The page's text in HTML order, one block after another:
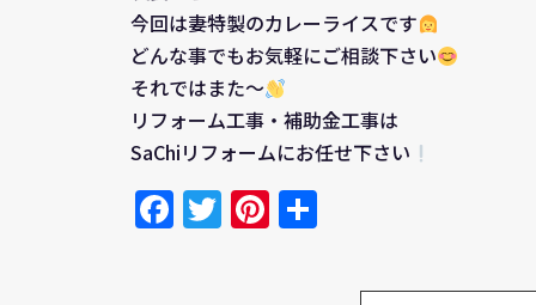
今回は妻特製のカレーライスです
どんな事でもお気軽にご相談下さい
それではまた～
リフォーム工事・補助金工事は
SaChiリフォームにお任せ下さい
Facebook
TwitterPinterest